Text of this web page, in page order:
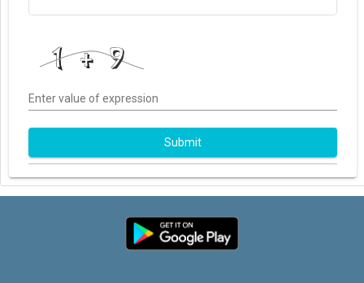
Enter value of expression
Submit